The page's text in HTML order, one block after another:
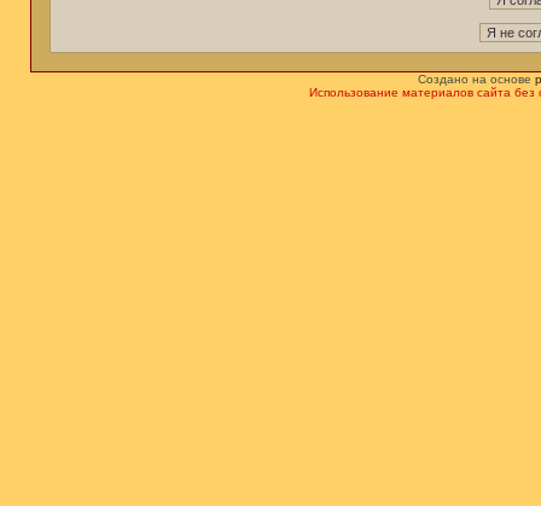
Создано на основе
Использование материалов сайта